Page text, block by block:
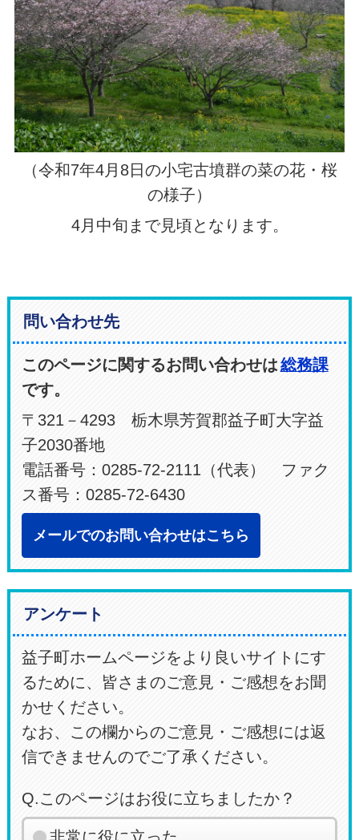
（令和7年4月8日の小宅古墳群の菜の花・桜
の様子）
4月中旬まで見頃となります。
問い合わせ先
このページに関するお問い合わせは総務課
です。
〒321－4293 栃木県芳賀郡益子町大字益
子2030番地
電話番号：0285-72-2111（代表） ファク
ス番号：0285-72-6430
メールでのお問い合わせはこちら
アンケート
益子町ホームページをより良いサイトにす
るために、皆さまのご意見・ご感想をお聞
かせください。
なお、この欄からのご意見・ご感想には返
信できませんのでご了承ください。
Q.このページはお役に立ちましたか？